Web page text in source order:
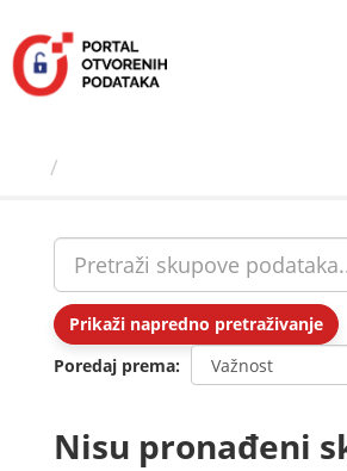
sadržaj
Prikaži napredno pretraživanje
Poredaj prema
Nisu pronađeni